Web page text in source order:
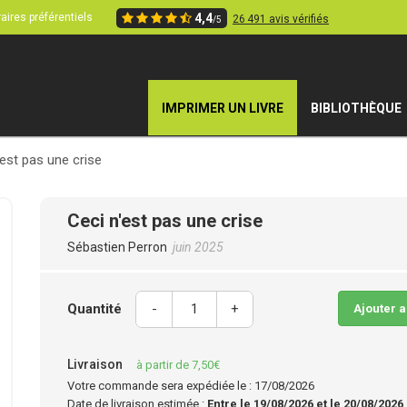
préférentiels 4,4/5 26 491 avis vérifiés
IMPRIMER UN LIVRE BIBLIOTHÈQUE
pas une crise
Ceci n'est pas une crise
Sébastien Perron juin 2025
Quantité - + Ajouter
Livraison
à partir de 7,50€
Votre commande sera expédiée le : 17/08/2026
Date de livraison estimée : Entre le 19/08/2026 et le 20/08/2026